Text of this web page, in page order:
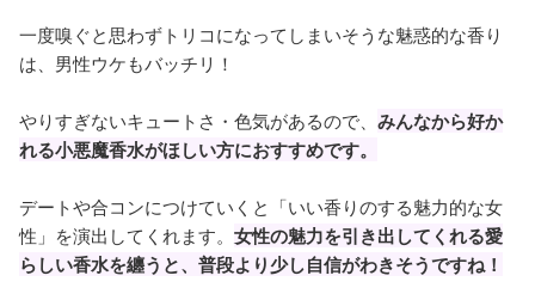
一度嗅ぐと思わずトリコになってしまいそうな魅惑的な香り
は、男性ウケもバッチリ！
やりすぎないキュートさ・色気があるので、 みんなから好か
れる小悪魔香水がほしい方におすすめです。
デートや合コンにつけていくと「いい香りのする魅力的な女
性」を演出してくれます。 女性の魅力を引き出してくれる愛
らしい香水を纏うと、普段より少し自信がわきそうですね！